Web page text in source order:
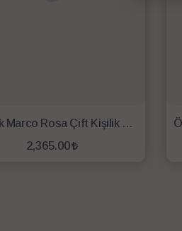
Özdilek Marco Rosa Çift Kişilik Nevresim Takımı Beyaz
2,365.00